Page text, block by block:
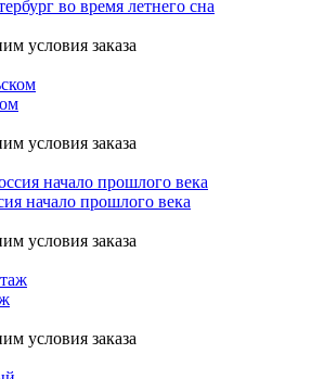
во время летнего сна
условия заказа
условия заказа
начало прошлого века
условия заказа
условия заказа